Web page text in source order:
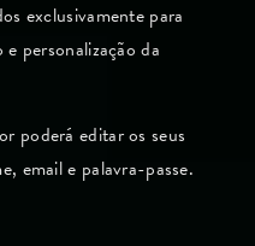
exclusivamente para
personalização da
poderá editar os seus
email e palavra-passe.